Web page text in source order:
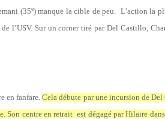
(35e) manque la cible de peu. L’action la
de l’USV. Sur un corner tiré par Del Castillo,
en fanfare.Cela débute par une incursion de
Son centre en retrait est dégagé par Hilaire